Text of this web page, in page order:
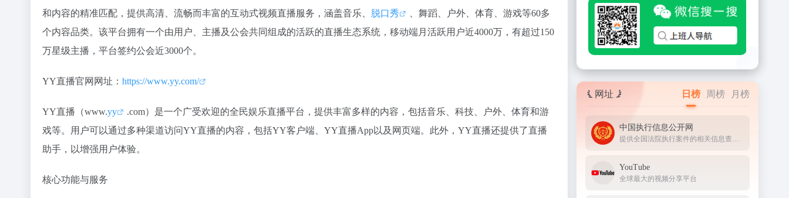
和内容的精准匹配，提供高清、流畅而丰富的互动式视频直播服务，涵盖音乐、
脱口秀
、舞蹈、户外、体育、游戏等60多
个内容品类。该平台拥有一个由用户、主播及公会共同组成的活跃的直播生态系统，移动端月活跃用户近4000万，有超过150
万星级主播，平台签约公会近3000个。
YY直播官网网址： https://www.yy.com/
YY直播（www.yy
.com）是一个广受欢迎的全民娱乐直播平台，提供丰富多样的内容，包括音乐、科技、户外、体育和游
戏等。用户可以通过多种渠道访问YY直播的内容，包括YY客户端、YY直播App以及网页端。此外，YY直播还提供了直播
助手，以增强用户体验。
核心功能与服务
网址 日榜 周榜 月榜
中国执行信息公开网
提供全国法院执行案件的相关信息查询服务
YouTube
全球最大的视频分享平台